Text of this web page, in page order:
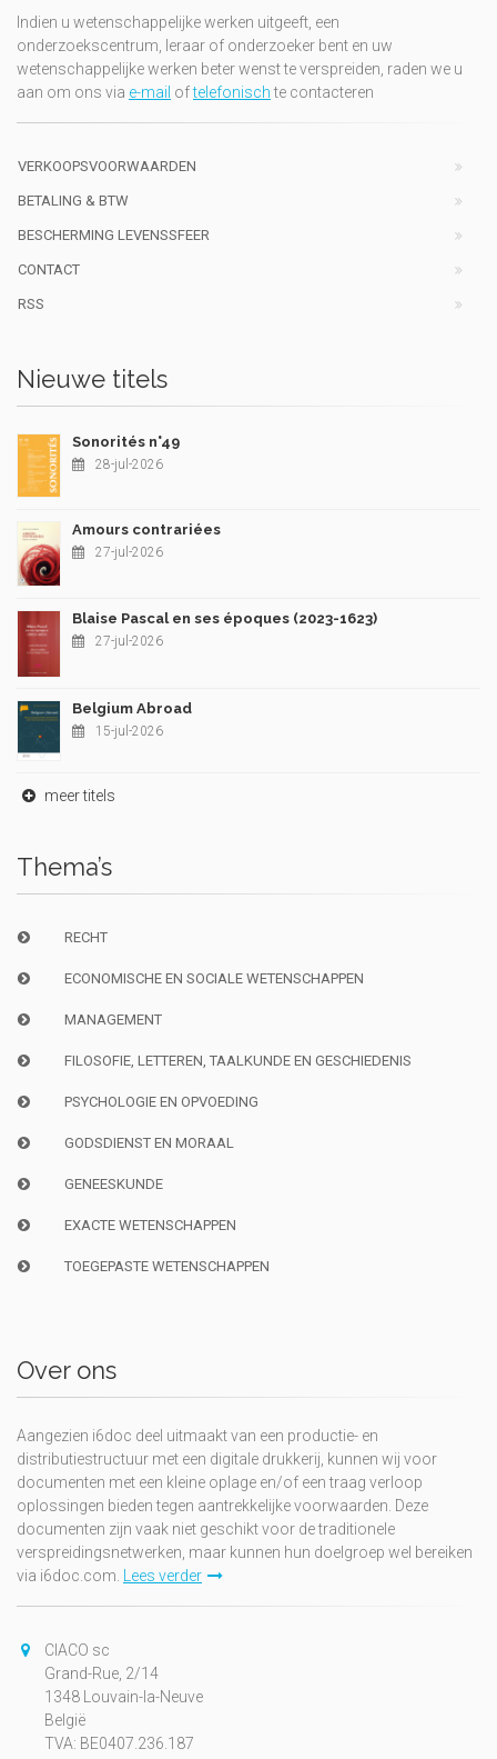
Indien u wetenschappelijke werken uitgeeft, een
onderzoekscentrum, leraar of onderzoeker bent en uw
wetenschappelijke werken beter wenst te verspreiden, raden we u
aan om ons via e-mail oftelefonischte contacteren
VERKOOPSVOORWAARDEN
BETALING & BTW
BESCHERMING LEVENSSFEER
CONTACT
RSS
Nieuwe titels
Sonorités n°49
28-jul-2026
Amours contrariées
27-jul-2026
Blaise Pascal en ses époques (2023-1623)
27-jul-2026
Belgium Abroad
15-jul-2026
meer titels
Thema’s
RECHT
ECONOMISCHE EN SOCIALE WETENSCHAPPEN
MANAGEMENT
FILOSOFIE, LETTEREN, TAALKUNDE EN GESCHIEDENIS
PSYCHOLOGIE EN OPVOEDING
GODSDIENST EN MORAAL
GENEESKUNDE
EXACTE WETENSCHAPPEN
TOEGEPASTE WETENSCHAPPEN
Over ons
Aangezien i6doc deel uitmaakt van een productie- en
distributiestructuur met een digitale drukkerij, kunnen wij voor
documenten met een kleine oplage en/of een traag verloop
oplossingen bieden tegen aantrekkelijke voorwaarden. Deze
documenten zijn vaak niet geschikt voor de traditionele
verspreidingsnetwerken, maar kunnen hun doelgroep wel bereiken
via i6doc.com. Lees verder
CIACO sc
Grand-Rue, 2/14
1348 Louvain-la-Neuve
België
TVA: BE0407.236.187